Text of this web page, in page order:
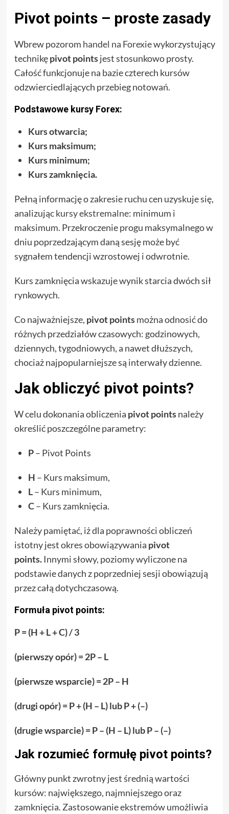
Pivot points – proste zasady
Wbrew pozorom handel na Forexiewykorzystujący
technikępivot pointsjest stosunkowo prosty.
Całość funkcjonuje na bazie czterech kursów
odzwierciedlających przebieg notowań.
Podstawowe kursy Forex:
Kurs otwarcia;
Kurs maksimum;
Kurs minimum;
Kurs zamknięcia.
Pełną informację o zakresie ruchu cen uzyskuje się,
analizująckursy ekstremalne: minimum i
maksimum. Przekroczenie progu maksymalnego w
dniu poprzedzającym daną sesję może być
sygnałem tendencji wzrostowej i odwrotnie.
Kurs zamknięcia wskazuje wynik starcia dwóch sił
rynkowych.
Co najważniejsze, pivot pointsmożna odnosić do
różnych przedziałów czasowych: godzinowych,
dziennych, tygodniowych, a nawet dłuższych,
chociaż najpopularniejsze są interwały dzienne.
Jak obliczyć pivot points?
W celu dokonania obliczenia pivot pointsnależy
określić poszczególne parametry:
P– Pivot Points
H – Kurs maksimum,
L– Kurs minimum,
C– Kurs zamknięcia.
Należy pamiętać, iż dla poprawności obliczeń
istotny jest okres obowiązywania pivot
points. Innymi słowy, poziomy wyliczone na
podstawie danych z poprzedniej sesji obowiązują
przez całą dotychczasową.
Formuła pivot points:
P = (H + L + C) / 3
(pierwszy opór) = 2P – L
(pierwsze wsparcie) = 2P – H
(drugi opór) = P + (H – L) lub P + (–)
(drugie wsparcie) = P – (H – L) lub P – (–)
Jak rozumieć formułę pivot points?
Główny punkt zwrotny jest średnią wartości
kursów: największego, najmniejszego oraz
zamknięcia. Zastosowanie ekstremów umożliwia